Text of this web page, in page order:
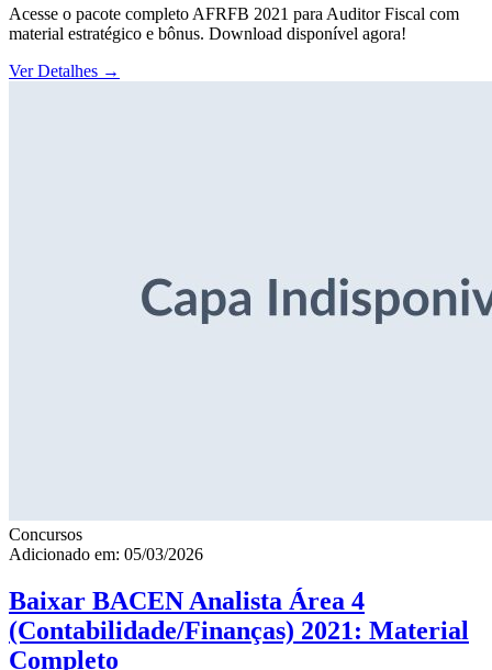
Acesse o pacote completo AFRFB 2021 para Auditor Fiscal com
material estratégico e bônus. Download disponível agora!
Ver Detalhes →
Concursos
Adicionado em: 05/03/2026
Baixar BACEN Analista Área 4
(Contabilidade/Finanças) 2021: Material
Completo